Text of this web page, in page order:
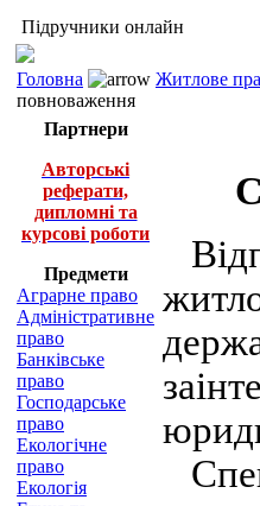
Підручники онлайн
Головна Житлове
повноваження
Партнери
Авторські
реферати,
дипломні та
курсові роботи
Предмети
Аграрне право
Адміністративне
право
Банківське
право
Господарське
право
Екологічне
право
Екологія